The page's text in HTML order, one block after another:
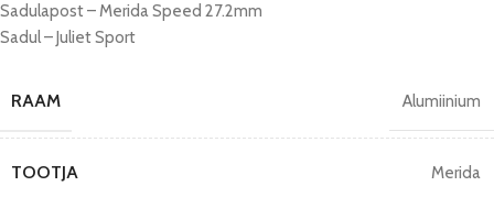
Sadulapost – Merida Speed 27.2mm
Sadul – Juliet Sport
RAAM Alumiinium
TOOTJA Merida